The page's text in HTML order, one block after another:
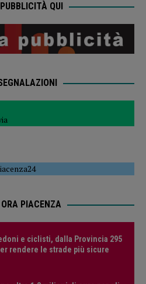
QUI
PIACENZA
e ciclisti, dalla Provincia 295
rendere le strade più sicure